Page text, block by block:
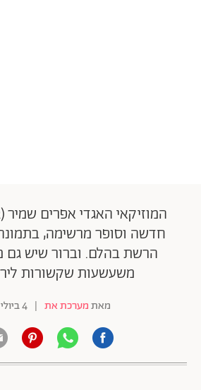
חדשה וסופר מרשימה,
הרשת בהלם. וברור שיש
משעשעות שקשורות
מאתמערכת את | 4 ביולי 2024